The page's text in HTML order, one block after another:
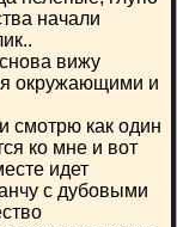
начали
вижу
окружающими и
смотрю как один
ко мне и вот
идет
с дубовыми